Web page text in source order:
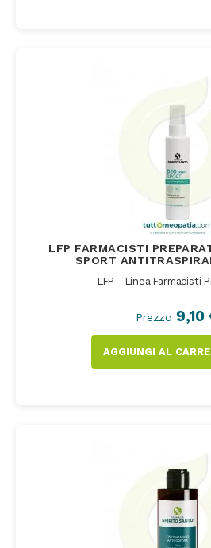
LFP FARMACISTI
SPORT
LFP - Linea Farmacisti
Prezzo 9,10
AGGIUNGI AL